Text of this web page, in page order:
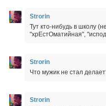
Strorin
Тут кто-нибудь в школу
"хрЕстОматийная",
Strorin
Что мужик не стал
Strorin